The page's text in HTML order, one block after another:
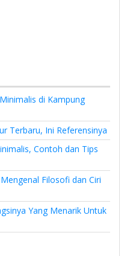
di Kampung
Terbaru, Ini Referensinya
Contoh dan Tips
Filosofi dan Ciri
Yang Menarik Untuk